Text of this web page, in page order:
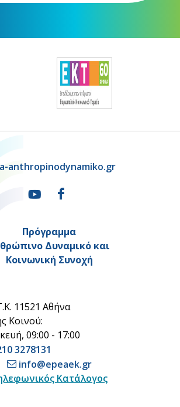
anthropinodynamiko.gr
11521 Αθήνα
Κοινού:
09:00 - 17:00
3278131
info@epeaek.gr
Κατάλογος
Πρόγραμμα
Δυναμικό και
Κοινωνική Συνοχή